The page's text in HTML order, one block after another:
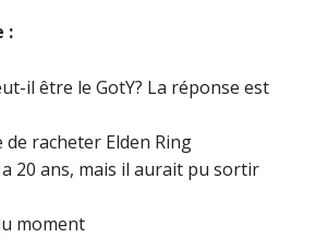
:
il être le GotY? La réponse est
de racheter Elden Ring
20 ans, mais il aurait pu sortir
moment